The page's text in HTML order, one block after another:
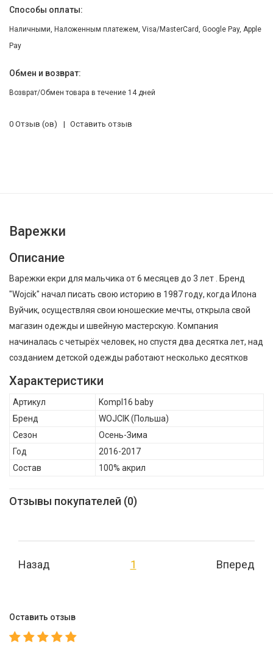
Способы оплаты:
Наличными, Наложенным платежем, Visa/MasterCard, Google Pay, Apple
Pay
Обмен и возврат:
Возврат/Обмен товара в течение 14 дней
0 Отзыв (ов) Оставить отзыв
Варежки
Описание
Варежки екри для мальчика от 6 месяцев до 3 лет . Бренд
"Wojcik" начал писать свою историю в 1987 году, когда Илона
Вуйчик, осуществляя свои юношеские мечты, открыла свой
магазин одежды и швейную мастерскую. Компания
начиналась с четырёх человек, но спустя два десятка лет, над
созданием детской одежды работают несколько десятков
квалификации. Высочайшее качество продукции и
следование установке "Совершенство невозможно без
внимания к деталям" и есть отличительная особенность
продуктов ТМ Wojcik Fashion Group., WOJCIK Варежки для
малыша Kompl16 , Осень-Зима, Состав: 100% акрил
Характеристики
Артикул
Kompl16 baby
Бренд
WOJCIK(Польша)
Сезон
Осень-Зима
Год
2016-2017
Состав
100% акрил
Отзывы покупателей (0)
Назад 1 Вперед
Оставить отзыв